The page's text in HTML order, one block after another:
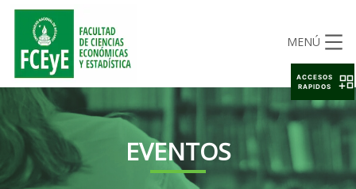
MENÚ
EVENTOS
ACCESOS
RAPIDOS